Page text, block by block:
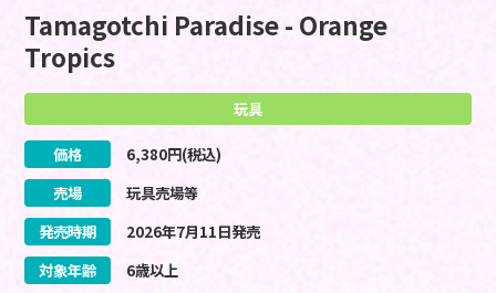
Tamagotchi Paradise - Orange
Tropics
玩具
価格 6,380円(税込)
売場
玩具売場等
発売時期
2026年7月11日発売
対象年齢
6歳以上